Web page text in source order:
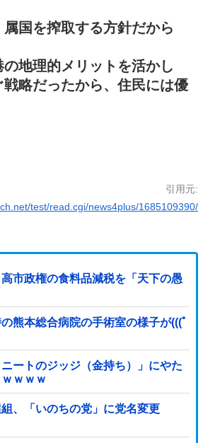
国を搾取する方針だから
地理的メリットを活かし
略だったから、住民には優
引用元:
test/read.cgi/news4plus/1685109390/
市政権の食料品減税を「天下の愚
熊本総合病院の手術室の様子が(((ﾟ
ートのジッジ（金持ち）」にやた
ｗｗｗ
組、「いのちの党」に党名変更